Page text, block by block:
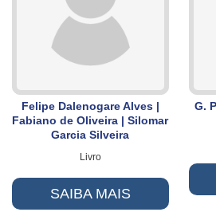
Felipe Dalenogare Alves |
Fabiano de Oliveira | Silomar
Garcia Silveira
Livro
SAIBA MAIS
G.